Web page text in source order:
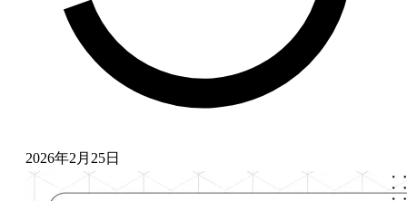
2026年2月25日